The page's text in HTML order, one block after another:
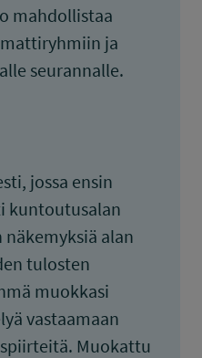
mahdollistaa
ja
seurannalle.
jossa ensin
kuntoutusalan
alan
tulosten
muokkasi
vastaamaan
Muokattu